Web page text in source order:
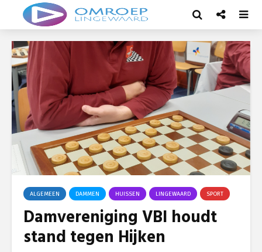
ALGEMEEN DAMMEN HUISSEN LINGEWAARD SPORT
Damvereniging VBI houdt
stand tegen Hijken